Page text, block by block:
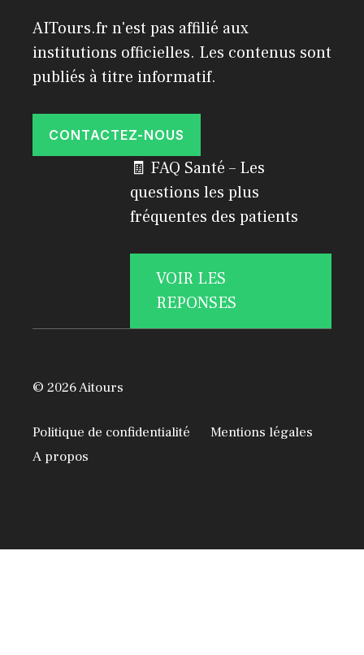
AITours.fr n'est pas affilié aux
institutions officielles. Les contenus sont
publiés à titre informatif.
CONTACTEZ-NOUS
🧾 FAQ Santé – Les
questions les plus
fréquentes des patients
VOIR LES
REPONSES
© 2026 Aitours
Politique de confidentialité
Mentions légales
A propos